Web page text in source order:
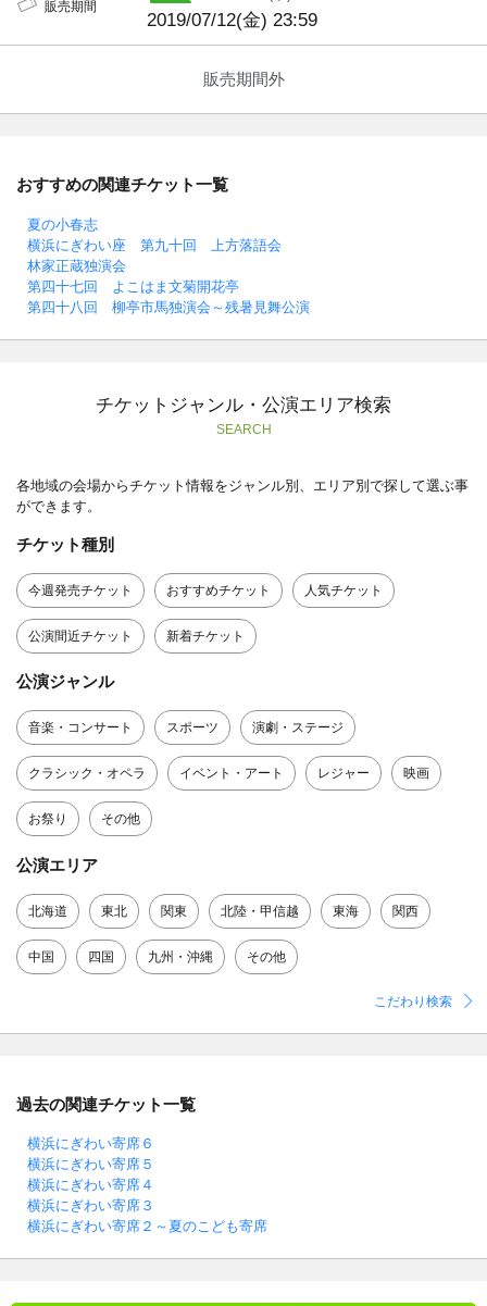
販売期間
2019/07/12(金) 23:59
販売期間外
おすすめの関連チケット一覧
夏の小春志
横浜にぎわい座 第九十回 上方落語会
林家正蔵独演会
第四十七回 よこはま文菊開花亭
第四十八回 柳亭市馬独演会～残暑見舞公演
チケットジャンル・公演エリア検索
SEARCH
各地域の会場からチケット情報をジャンル別、エリア別で探して選ぶ事
ができます。
チケット種別
今週発売チケット おすすめチケット 人気チケット
公演間近チケット 新着チケット
公演ジャンル
音楽・コンサート スポーツ 演劇・ステージ
クラシック・オペラ イベント・アート レジャー 映画
お祭り その他
公演エリア
北海道 東北 関東 北陸・甲信越 東海 関西
中国 四国 九州・沖縄 その他
こだわり検索
過去の関連チケット一覧
横浜にぎわい寄席６
横浜にぎわい寄席５
横浜にぎわい寄席４
横浜にぎわい寄席３
横浜にぎわい寄席２～夏のこども寄席